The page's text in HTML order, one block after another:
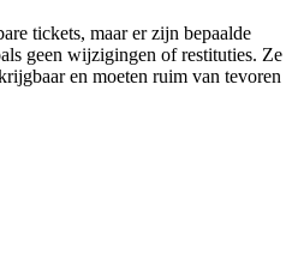
tickets, maar er zijn bepaalde
geen wijzigingen of restituties. Ze
en moeten ruim van tevoren